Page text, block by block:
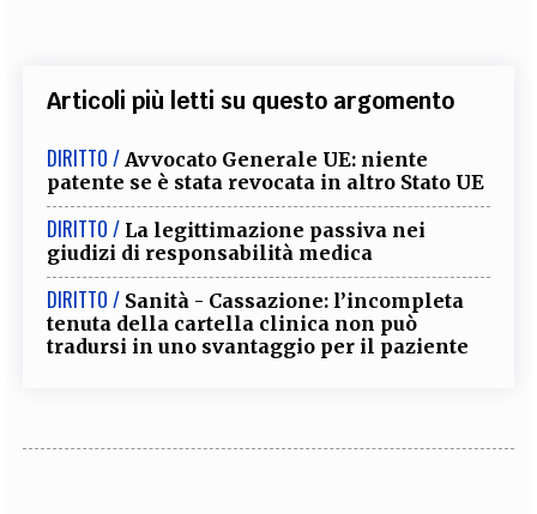
Articoli più letti su questo argomento
DIRITTO / Avvocato Generale UE: niente
patente se è stata revocata in altro Stato UE
DIRITTO / La legittimazione passiva nei
giudizi di responsabilità medica
DIRITTO / Sanità - Cassazione: l’incompleta
tenuta della cartella clinica non può
tradursi in uno svantaggio per il paziente